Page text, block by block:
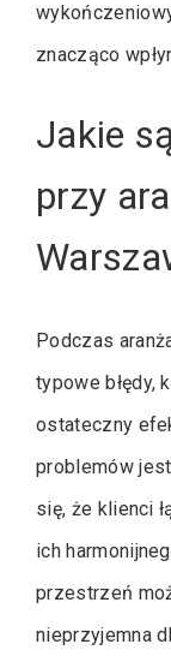
znacząco
Jakie
przy
Podczas
typowe błędy,
ostateczny
problemów
się, że klienci
ich
przestrzeń
nieprzyjemna